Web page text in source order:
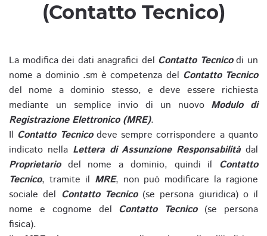
(Contatto Tecnico)
La modifica dei dati anagrafici del Contatto Tecnicodi un
nome a dominio .sm è competenza del Contatto Tecnico
del nome a dominio stesso, e deve essere richiesta
mediante un semplice invio di un nuovo Modulo di
Registrazione Elettronico (MRE).
Il Contatto Tecnicodeve sempre corrispondere a quanto
indicato nella Lettera di Assunzione Responsabilitàdal
Proprietariodel nome a dominio, quindi il Contatto
Tecnico, tramite il MRE, non può modificare la ragione
sociale del Contatto Tecnico(se persona giuridica) o il
nome e cognome del Contatto Tecnico(se persona
fisica).